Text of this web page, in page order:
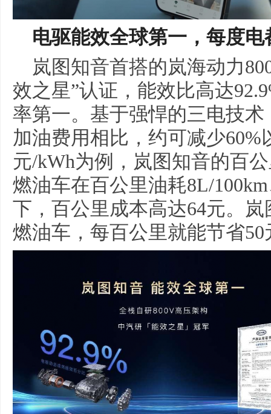
电驱能效全球第一，每度电
岚图知音首搭的岚海动力
效之星”认证，能效比高达
率第一。基于强悍的三电技
加油费用相比，约可减少60%
元/kWh为例，岚图知音的百
燃油车在百公里油耗8L/
下，百公里成本高达64元。
燃油车，每百公里就能节省50